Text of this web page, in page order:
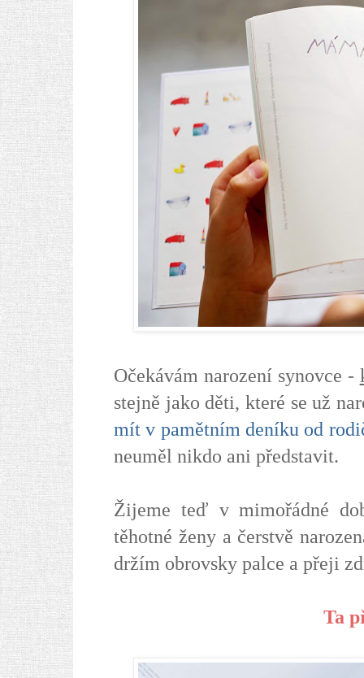
Očekávám narození synovce -
stejně jako děti, které se už
mít v pamětním deníku od
neuměl nikdo ani představit.
Žijeme teď v mimořádné
těhotné ženy a čerstvě
držím obrovsky palce a přeji
Ta